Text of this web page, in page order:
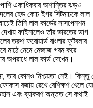
একাধিকবার অশান্তির ঝড়ও
হেড কোচ ইগর সিটমাচকে লাল
তিনি লাল কার্ডের সাসপেনশন
ফাইনালেও তাঁর ভারতের ডাগ
তরুণ ফরোয়ার্ড বাংলার ফুটবলার
মাঠে নেমে মেজাজ গরম করে
অপরাধে লাল কার্ড দেখেন।
তার কোনও নিশ্চয়তা নেই। কিন্তু
ফোকাস বজায় রেখে বেশিক্ষণ খেলে
এবং ব্যাকরণ অন্তত সে কথাই